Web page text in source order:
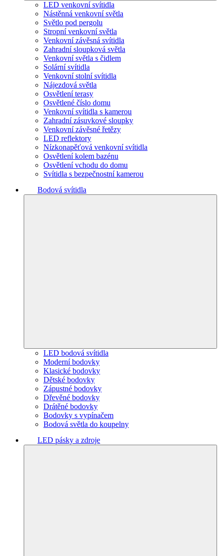
LED venkovní svítidla
Nástěnná venkovní světla
Světlo pod pergolu
Stropní venkovní světla
Venkovní závěsná svítidla
Zahradní sloupková světla
Venkovní světla s čidlem
Solární svítidla
Venkovní stolní svítidla
Nájezdová světla
Osvětlení terasy
Osvětlené číslo domu
Venkovní svítidla s kamerou
Zahradní zásuvkové sloupky
Venkovní závěsné řetězy
LED reflektory
Nízkonapěťová venkovní svítidla
Osvětlení kolem bazénu
Osvětlení vchodu do domu
Svítidla s bezpečnostní kamerou
Bodová svítidla
LED bodová svítidla
Moderní bodovky
Klasické bodovky
Dětské bodovky
Zápustné bodovky
Dřevěné bodovky
Drátěné bodovky
Bodovky s vypínačem
Bodová světla do koupelny
LED pásky a zdroje